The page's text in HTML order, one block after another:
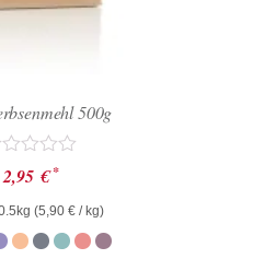
500g
2,95 € *
(5,90 €/ kg)